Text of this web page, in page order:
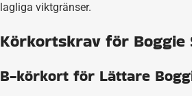
lagliga viktgränser.
Körkortskrav för Boggie
B-körkort för Lättare